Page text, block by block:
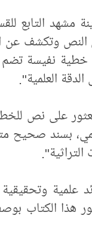
مشهد التابع
النص وتكشف
نفيسة تضم
العلمية".
على نص
بسند صحيح
علمية
الكتاب